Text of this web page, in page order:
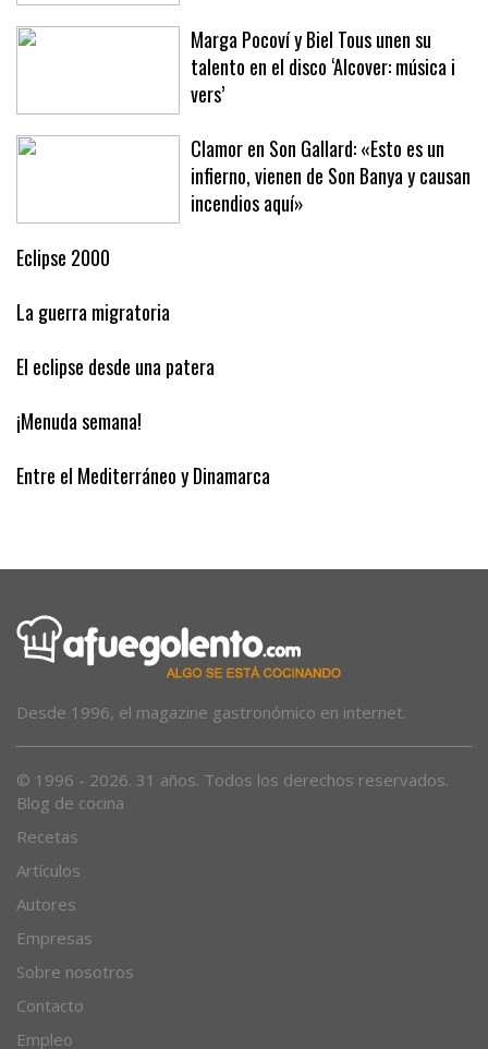
Marga Pocoví y Biel Tous unen su
talento en el disco ‘Alcover: música i
vers’
Clamor en Son Gallard: «Esto es un
infierno, vienen de Son Banya y causan
incendios aquí»
Eclipse 2000
La guerra migratoria
El eclipse desde una patera
¡Menuda semana!
Entre el Mediterráneo y Dinamarca
Desde 1996, el magazine gastronómico en internet.
© 1996 - 2026. 31 años. Todos los derechos reservados.
Blog de cocina
Recetas
Artículos
Autores
Empresas
Sobre nosotros
Contacto
Empleo